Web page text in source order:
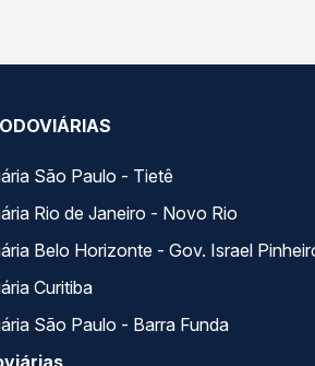
São Paulo - Tietê
Rio de Janeiro - Novo Rio
Belo Horizonte - Gov. Israel
Curitiba
São Paulo - Barra Funda